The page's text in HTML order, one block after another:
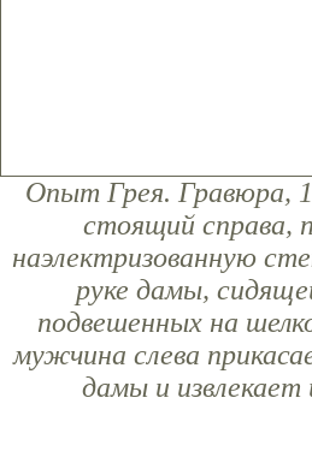
Опыт Грея. Гравюра,
стоящий справа,
наэлектризованную
руке дамы,
подвешенных на
мужчина слева
дамы и извлекает